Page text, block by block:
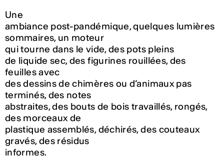
Une
ambiance post-pandémique, quelques lumières
sommaires, un moteur
qui tourne dans le vide, des pots pleins
de liquide sec, des figurines rouillées, des
feuilles avec
des dessins de chimères ou d’animaux pas
terminés, des notes
abstraites, des bouts de bois travaillés, rongés,
des morceaux de
plastique assemblés, déchirés, des couteaux
gravés, des résidus
informes.